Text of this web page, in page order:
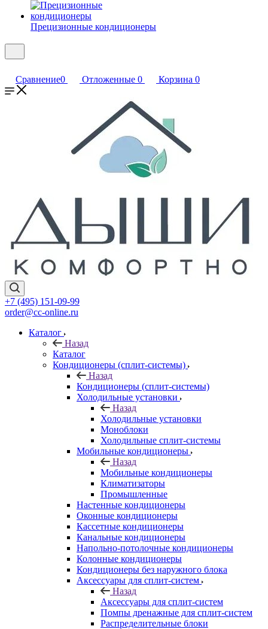
Прецизионные кондиционеры
Сравнение0 Отложенные 0 Корзина 0
+7 (495) 151-09-99
order@cc-online.ru
Каталог
Назад
Каталог
Кондиционеры (сплит-системы)
Назад
Кондиционеры (сплит-системы)
Холодильные установки
Назад
Холодильные установки
Моноблоки
Холодильные сплит-системы
Мобильные кондиционеры
Назад
Мобильные кондиционеры
Климатизаторы
Промышленные
Настенные кондиционеры
Оконные кондиционеры
Кассетные кондиционеры
Канальные кондиционеры
Напольно-потолочные кондиционеры
Колонные кондиционеры
Кондиционеры без наружного блока
Аксессуары для сплит-систем
Назад
Аксессуары для сплит-систем
Помпы дренажные для сплит-систем
Распределительные блоки